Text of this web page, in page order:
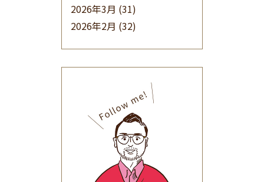
2026年3月 (31)
2026年2月 (32)
(32)
2025年9月(30)
2025年8月(31)
2025年7月(37)
2025年6月(48)
2025年5月
(41)